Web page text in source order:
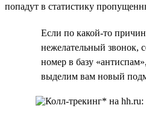
попадут в статистику
Если по какой-то
нежелательный
номер в базу
выделим вам новый